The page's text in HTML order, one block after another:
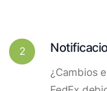
2
¿Cambios